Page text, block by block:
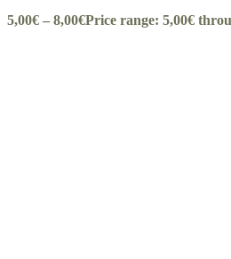
5,00€ – 8,00€Price range: 5,00€